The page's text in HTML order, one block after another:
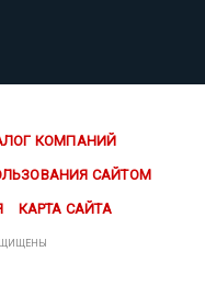
КОМПАНИЙ
САЙТОМ
КАРТА САЙТА